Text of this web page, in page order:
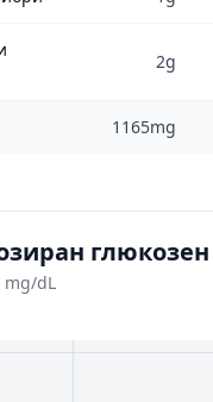
2g
1165mg
глюкозен
mg/dL